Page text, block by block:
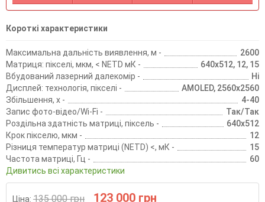
Короткі характеристики
Максимальна дальність виявлення, м -
2600
Матриця: пікселі, мкм, < NETD мК -
640х512, 12, 15
Вбудований лазерний далекомір -
Ні
Дисплей: технологія, пікселі -
AMOLED, 2560х2560
Збільшення, х -
4-40
Запис фото-відео/Wi-Fi -
Так/Так
Роздільна здатність матриці, піксель -
640х512
Крок пікселю, мкм -
12
Різниця температур матриці (NETD) <, мК -
15
Частота матриці, Гц -
60
Дивитись всі характеристики
Ціна: 135 000 грн 123 000 грн